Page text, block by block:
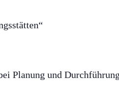
Planung und